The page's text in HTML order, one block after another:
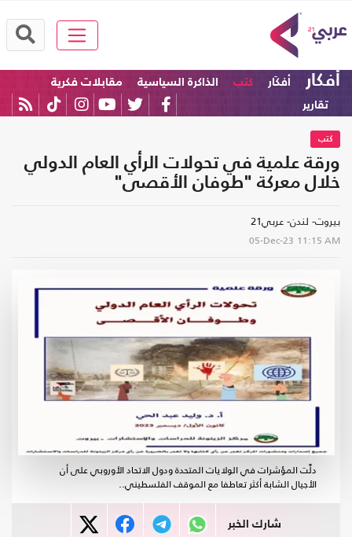
أفكار أفكَار كتب الذاكرة السياسية
مقابلات فكرية
تقارير
كتب
ورقة علمية في تحولات الرأي العام الدولي
خلال معركة "طوفان الأقصى"
بيروت- لندن- عربي21
05-Dec-23 11:15 AM
دلَّت المؤشرات في الولايات المتحدة ودول الاتحاد الأوروبي على أن
الأجيال الشابة أكثر تعاطفا مع الموقف الفلسطيني..
شارك الخبر